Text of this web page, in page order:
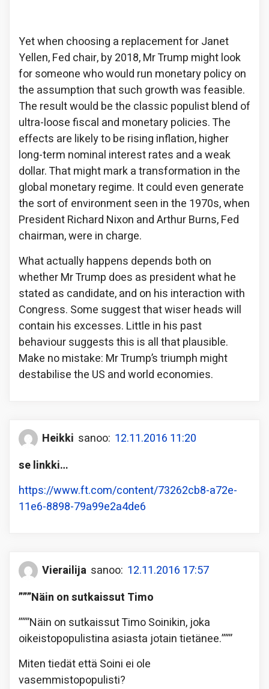
Yet when choosing a replacement for Janet
Yellen, Fed chair, by 2018, Mr Trump might look
for someone who would run monetary policy on
the assumption that such growth was feasible.
The result would be the classic populist blend of
ultra-loose fiscal and monetary policies. The
effects are likely to be rising inflation, higher
long-term nominal interest rates and a weak
dollar. That might mark a transformation in the
global monetary regime. It could even generate
the sort of environment seen in the 1970s, when
President Richard Nixon and Arthur Burns, Fed
chairman, were in charge.
What actually happens depends both on
whether Mr Trump does as president what he
stated as candidate, and on his interaction with
Congress. Some suggest that wiser heads will
contain his excesses. Little in his past
behaviour suggests this is all that plausible.
Make no mistake: Mr Trump’s triumph might
destabilise the US and world economies.
Heikki sanoo: 12.11.2016 11:20
se linkki…
https://www.ft.com/content/73262cb8-a72e-
11e6-8898-79a99e2a4de6
Vierailija sanoo: 12.11.2016 17:57
”””Näin on sutkaissut Timo
”””Näin on sutkaissut Timo Soinikin, joka
oikeistopopulistina asiasta jotain tietänee.”””
Miten tiedät että Soini ei ole
vasemmistopopulisti?